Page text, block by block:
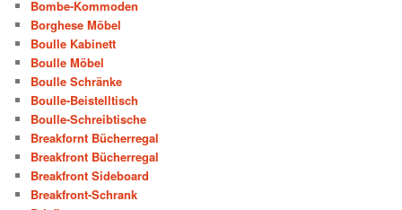
Bombe-Kommoden
Borghese Möbel
Boulle Kabinett
Boulle Möbel
Boulle Schränke
Boulle-Beistelltisch
Boulle-Schreibtische
Breakfornt Bücherregal
Breakfront Bücherregal
Breakfront Sideboard
Breakfront-Schrank